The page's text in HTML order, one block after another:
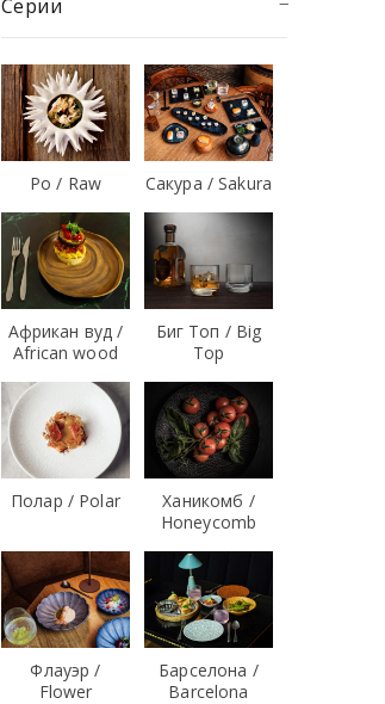
Серии
Ро / Raw Сакура / Sakura
Африкан вуд /
African wood
Биг Топ / Big
Top
Полар / Polar
Ханикомб /
Honeycomb
Флауэр /
Flower
Барселона /
Barcelona